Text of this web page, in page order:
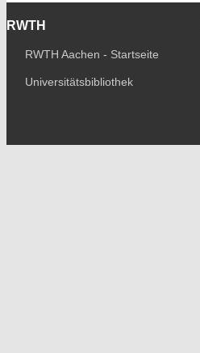
RWTH
RWTH Aachen - Startseite
Universitätsbibliothek